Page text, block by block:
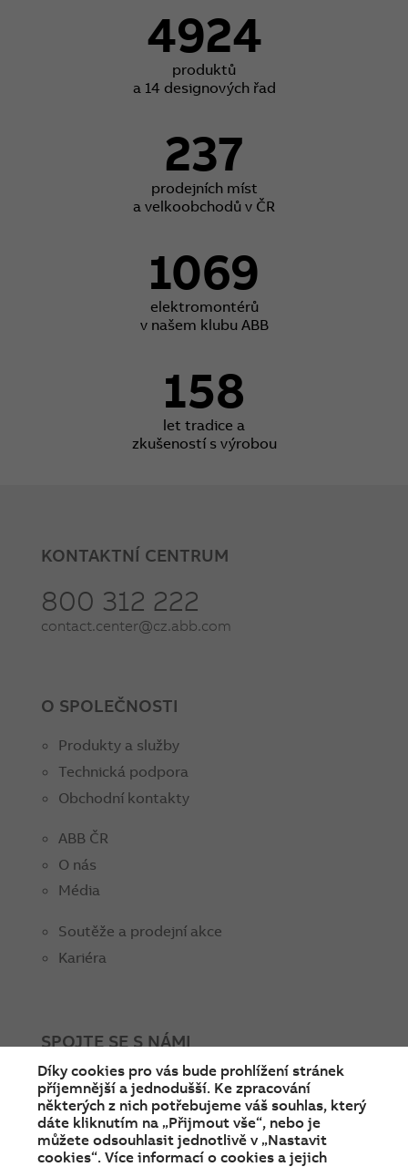
4924
produktů
a 14 designových řad
237
prodejních míst
a velkoobchodů v ČR
1069
elektromontérů
v našem klubu ABB
158
let tradice a
zkušeností s výrobou
KONTAKTNÍ CENTRUM
800 312 222
contact.center@cz.abb.com
O SPOLEČNOSTI
Produkty a služby
Technická podpora
Obchodní kontakty
ABB ČR
O nás
Média
Soutěže a prodejní akce
Kariéra
SPOJTE SE S NÁMI
facebookinstagramLinkedintwitteryoutube
Díky cookies pro vás bude prohlížení stránek
příjemnější a jednodušší. Ke zpracování
některých z nich potřebujeme váš souhlas, který
dáte kliknutím na „Přijmout vše“, nebo je
můžete odsouhlasit jednotlivě v „Nastavit
cookies“. Více informací o cookies a jejich